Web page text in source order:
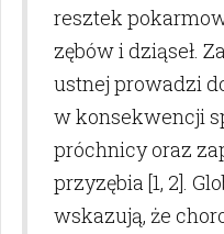
resztek
zębów i dziąseł.
ustnej prowadzi
w konsekwencji
próchnicy oraz
przyzębia [1, 2].
wskazują, że